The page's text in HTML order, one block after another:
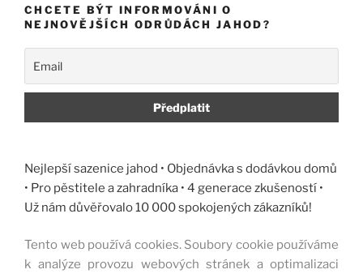
CHCETE BÝT INFORMOVÁNI O
NEJNOVĚJŠÍCH ODRŮDÁCH JAHOD?
Nejlepší sazenice jahod • Objednávka s dodávkou domů
• Pro pěstitele a zahradníka • 4 generace zkušeností •
Už nám důvěřovalo 10 000 spokojených zákazníků!
Tento web používá cookies. Soubory cookie používáme
k analýze provozu webových stránek a optimalizaci